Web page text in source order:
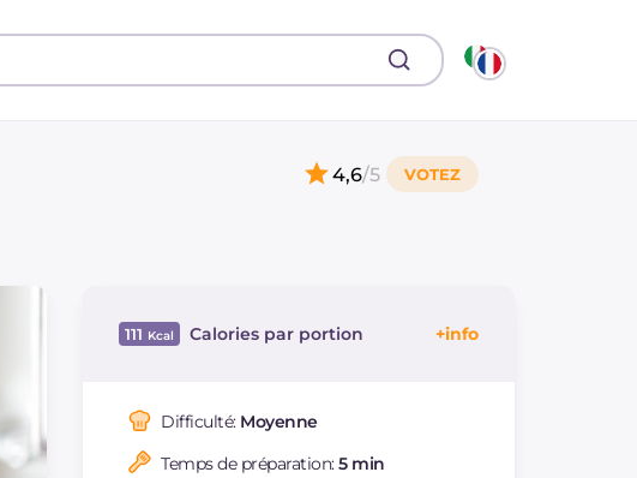
4,6/5
111 Calories par portion
Dont sucres
Protéine
Difficulté: Moyenne
Temps de préparation:5 min